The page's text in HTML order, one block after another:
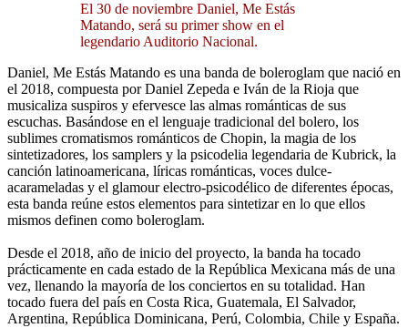
El 30 de noviembre Daniel, Me Estás
Matando, será su primer show en el
legendario Auditorio Nacional.
Daniel, Me Estás Matando es una banda de boleroglam que nació en
el 2018, compuesta por Daniel Zepeda e Iván de la Rioja que
musicaliza suspiros y efervesce las almas románticas de sus
escuchas. Basándose en el lenguaje tradicional del bolero, los
sublimes cromatismos románticos de Chopin, la magia de los
sintetizadores, los samplers y la psicodelia legendaria de Kubrick, la
canción latinoamericana, líricas románticas, voces dulce-
acarameladas y el glamour electro-psicodélico de diferentes épocas,
esta banda reúne estos elementos para sintetizar en lo que ellos
mismos definen como boleroglam.
Desde el 2018, año de inicio del proyecto, la banda ha tocado
prácticamente en cada estado de la República Mexicana más de una
vez, llenando la mayoría de los conciertos en su totalidad. Han
tocado fuera del país en Costa Rica, Guatemala, El Salvador,
Argentina, República Dominicana, Perú, Colombia, Chile y España.